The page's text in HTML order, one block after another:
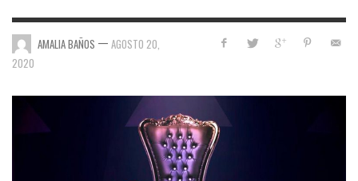
AMALIA BAÑOS — AGOSTO 20,
2020